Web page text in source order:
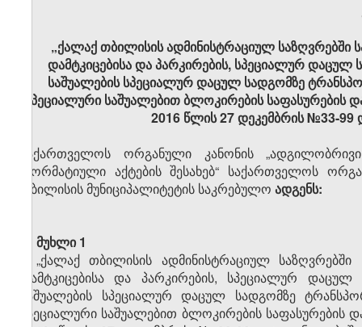
„ქალაქ თბილისის ადმინისტრაციულ საზღვრებში
დამტკიცებისა და პარკირების, სპეციალურ
საშუალების სპეციალურ დაცულ სადგომზე
სპეციალური საშუალებით ბლოკირების საფასურების
2016 წლის 27 დეკემბრის №33-99
საქართველოს ორგანული კანონის
„ნორმატიული აქტების შესახებ“ საქართველოს
თბილისის მუნიციპალიტეტის საკრებულო ადგენს:
მუხლი 1
„ქალაქ თბილისის ადმინისტრაციულ
დამტკიცებისა და პარკირების, სპეციალურ
საშუალების სპეციალურ დაცულ სადგომზე
სპეციალური საშუალებით ბლოკირების საფასურების